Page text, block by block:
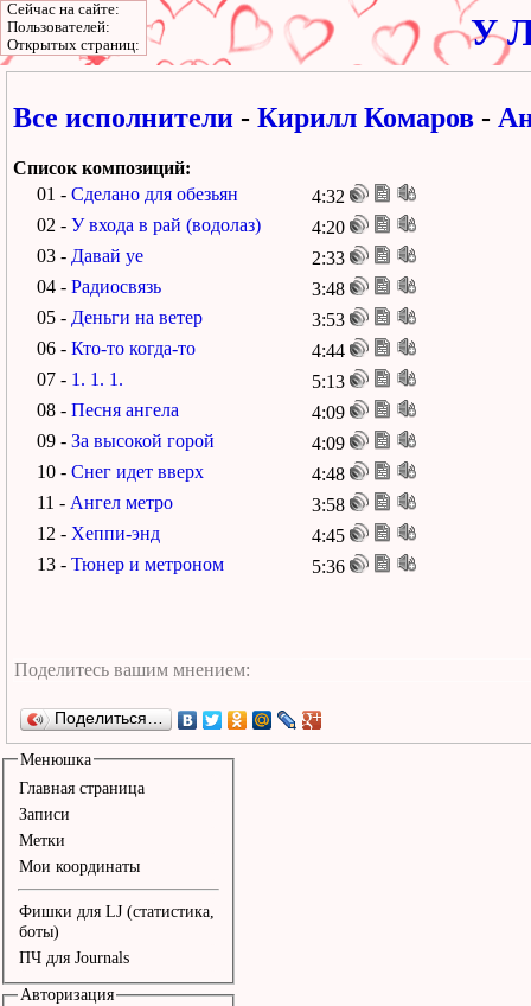
У
Все исполнители - Кирилл Комаров -
Список композиций:
01 - Сделано для обезьян
4:32
02 - У входа в рай (водолаз)
4:20
03 - Давай уе
2:33
04 - Радиосвязь
3:48
05 - Деньги на ветер
3:53
06 - Кто-то когда-то
4:44
07 - 1. 1. 1.
5:13
08 - Песня ангела
4:09
09 - За высокой горой
4:09
10 - Снег идет вверх
4:48
11 - Ангел метро
3:58
12 - Хеппи-энд
4:45
13 - Тюнер и метроном 5:36
Поделиться…
Менюшка
Главная страница
Записи
Метки
Мои координаты
Фишки для LJ (статистика,
боты)
ПЧ для Journals
Авторизация
Сейчас на сайте:
Пользователей:
Открытых страниц: